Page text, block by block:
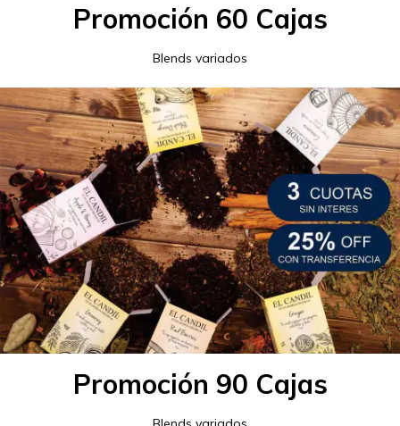
Promoción 60 Cajas
Blends variados
Promoción 90 Cajas